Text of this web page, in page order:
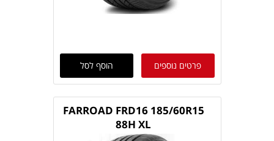
פרטים נוספים הוסף לסל
FARROAD FRD16 185/60R15
88H XL